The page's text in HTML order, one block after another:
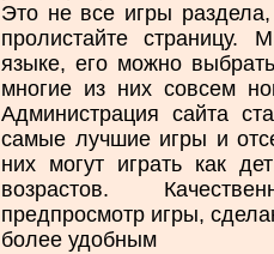
Это не все игры
пролистайте страницу.
языке, его можно
многие из них совсем
Администрация сайта
самые лучшие игры и
них могут играть как
возрастов.
предпросмотр игры,
более удобным